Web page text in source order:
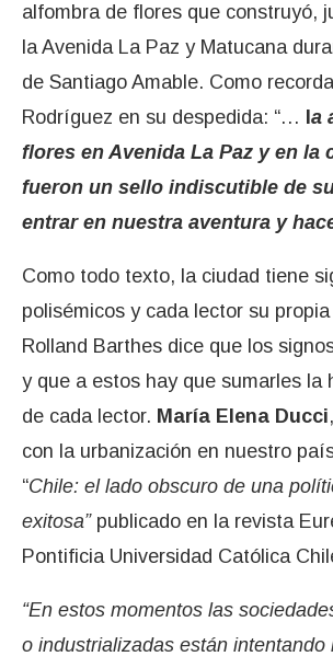
alfombra de flores que construyó,
la Avenida La Paz y Matucana
de Santiago Amable. Como
Rodríguez en su despedida: “… a
flores en Avenida La Paz y en la
fueron un sello indiscutible de
entrar en nuestra aventura y
Como todo texto, la ciudad tiene
polisémicos y cada lector su
Rolland Barthes dice que los
y que a estos hay que sumarles la
de cada lector. María Elena Ducci
con la urbanización en nuestro
“Chile: el lado obscuro de una
exitosa”publicado en la revista
Pontificia Universidad Católica
“En estos momentos las
o industrializadas están intentando